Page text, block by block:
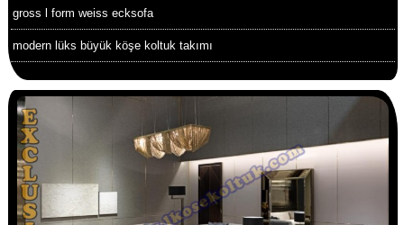
gross l form weiss ecksofa
modern lüks büyük köşe koltuk takımı